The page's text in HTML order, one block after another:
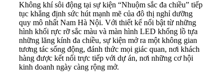
Không khí sôi động tại sự kiện “Nhuộm sắc đa chiều” tiếp
tục khẳng định sức hút mạnh mẽ của đô thị nghỉ dưỡng
quy mô nhất Nam Hà Nội. Với thiết kế nổi bật từ những
hình khối rực rỡ sắc màu và màn hình LED khổng lồ tựa
những lăng kính đa chiều, sự kiện mở ra một không gian
tương tác sống động, đánh thức mọi giác quan, nơi khách
hàng được kết nối trực tiếp với dự án, nơi những cơ hội
kinh doanh ngày càng rộng mở.